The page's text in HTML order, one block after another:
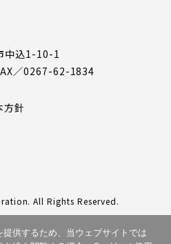
中込1-10-1
／0267-62-1834
方針
All Rights Reserved.
適用されます。
供するため、当ウェブサイトでは